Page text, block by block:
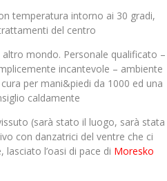
temperatura intorno ai 30 gradi,
del centro
mondo. Personale qualificato –
incantevole – ambiente
per mani&piedi da 1000 ed una
caldamente
(sarà stato il luogo, sarà stata
con danzatrici del ventre che ci
l’oasi di pace di Moresko